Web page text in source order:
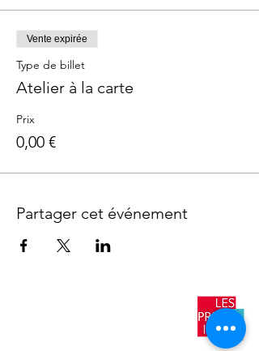
Vente expirée
Type de billet
Atelier à la carte
Prix
0,00 €
Partager cet événement